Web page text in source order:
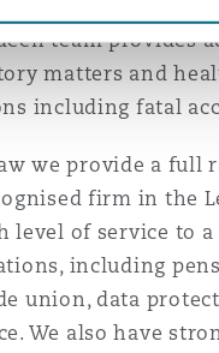
team provides
matters and
including fatal
we provide a full
firm in the
level of service to a
including
union, data
We also have